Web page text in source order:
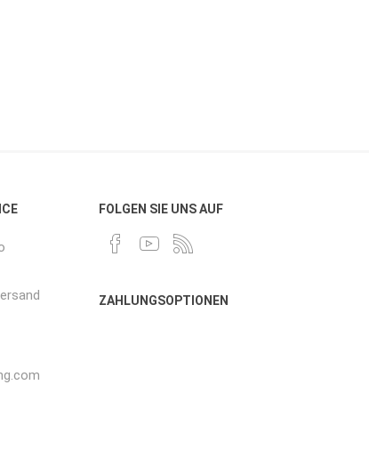
FOLGEN SIE UNS AUF
ZAHLUNGSOPTIONEN